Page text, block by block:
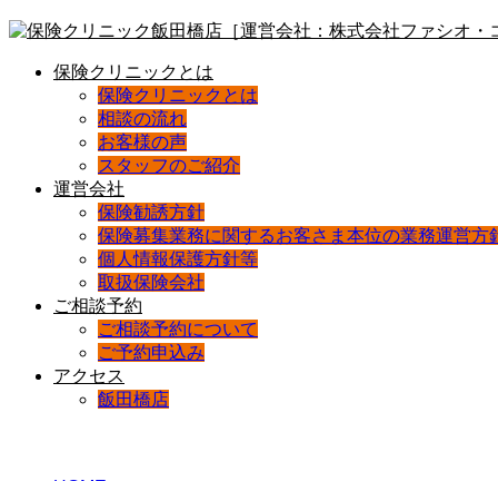
保険クリニックとは
保険クリニックとは
相談の流れ
お客様の声
スタッフのご紹介
運営会社
保険勧誘方針
保険募集業務に関するお客さま本位の業務運営方
個人情報保護方針等
取扱保険会社
ご相談予約
ご相談予約について
ご予約申込み
アクセス
飯田橋店